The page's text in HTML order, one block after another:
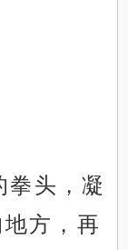
拳头，凝
方，再